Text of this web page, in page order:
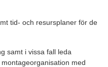
tid- och resursplaner för de
samt i vissa fall leda
med